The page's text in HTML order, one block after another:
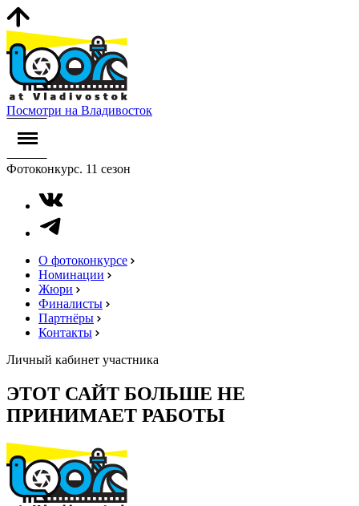
Посмотри на Владивосток
Фотоконкурс. 11 сезон
О фотоконкурсе
Номинации
Жюри
Финалисты
Партнёры
Контакты
Личный кабинет участника
ЭТОТ САЙТ БОЛЬШЕ НЕ
ПРИНИМАЕТ РАБОТЫ